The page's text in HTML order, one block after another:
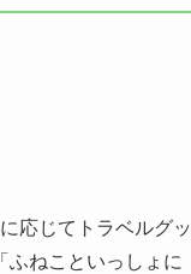
応じてトラベルグッ
ふねこといっしょに